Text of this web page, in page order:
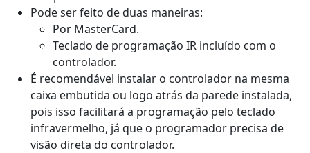
Pode ser feito de duas maneiras:
Por MasterCard.
Teclado de programação IR incluído com o
controlador.
É recomendável instalar o controlador na mesma
caixa embutida ou logo atrás da parede instalada,
pois isso facilitará a programação pelo teclado
infravermelho, já que o programador precisa de
visão direta do controlador.